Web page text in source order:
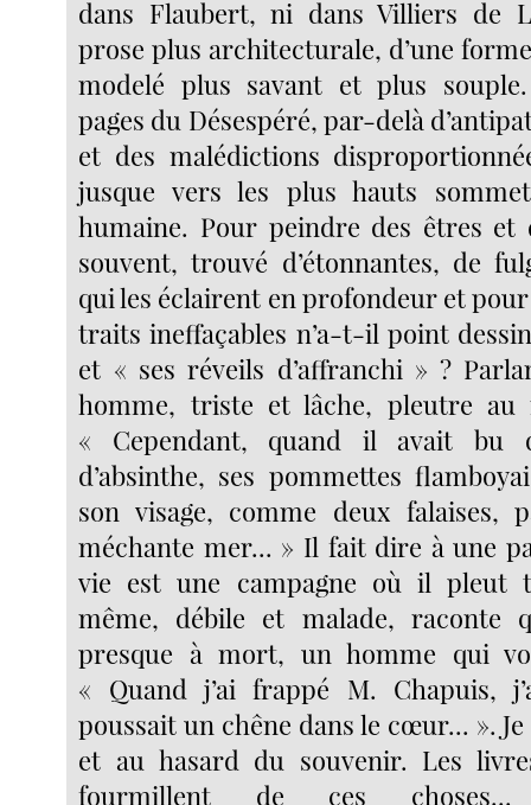
dans Flaubert, ni dans Villiers de
prose plus architecturale, d’une
modelé plus savant et plus
pages du Désespéré, par-delà
et des malédictions
jusque vers les plus hauts
humaine. Pour peindre des êtres et
souvent, trouvé d’étonnantes, de
qui les éclairent en profondeur et
traits ineffaçables n’a-t-il point
et « ses réveils d’affranchi » ?
homme, triste et lâche, pleutre
« Cependant, quand il avait bu
d’absinthe, ses pommettes
son visage, comme deux falaises,
méchante mer... » Il fait dire à une
vie est une campagne où il pleut
même, débile et malade, raconte
presque à mort, un homme qui
« Quand j’ai frappé M. Chapuis,
poussait un chêne dans le cœur... ».
et au hasard du souvenir. Les
fourmillent de ces